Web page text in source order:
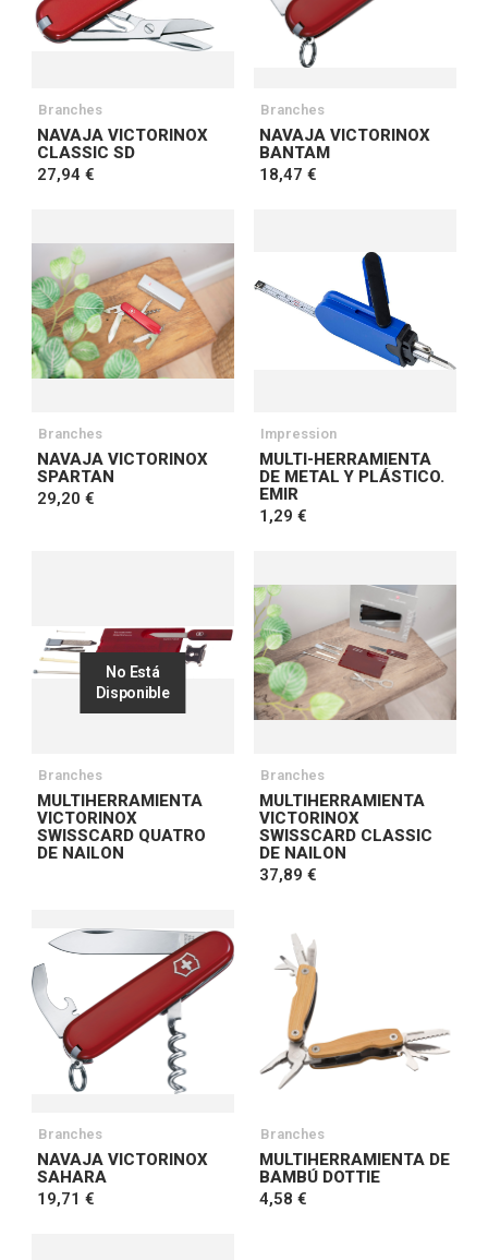
Branches
NAVAJA VICTORINOX
CLASSIC SD
27,94 €
Branches
NAVAJA VICTORINOX
BANTAM
18,47 €
Branches
NAVAJA VICTORINOX
SPARTAN
29,20 €
Impression
MULTI-HERRAMIENTA
DE METAL Y PLÁSTICO.
EMIR
1,29 €
No Está
Disponible
Branches
MULTIHERRAMIENTA
VICTORINOX
SWISSCARD QUATRO
DE NAILON
Branches
MULTIHERRAMIENTA
VICTORINOX
SWISSCARD CLASSIC
DE NAILON
37,89 €
Branches
NAVAJA VICTORINOX
SAHARA
19,71 €
Branches
MULTIHERRAMIENTA DE
BAMBÚ DOTTIE
4,58 €